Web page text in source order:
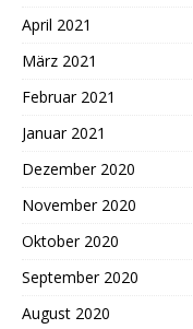
April 2021
März 2021
Februar 2021
Januar 2021
Dezember 2020
November 2020
Oktober 2020
September 2020
August 2020